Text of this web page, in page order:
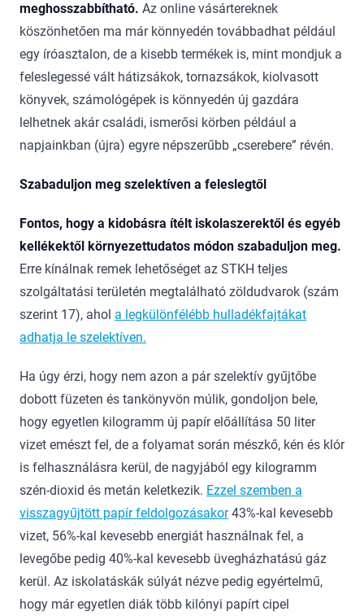
meghosszabbítható. Az online vásártereknek
köszönhetően ma már könnyedén továbbadhat például
egy íróasztalon, de a kisebb termékek is, mint mondjuk a
feleslegessé vált hátizsákok, tornazsákok, kiolvasott
könyvek, számológépek is könnyedén új gazdára
lelhetnek akár családi, ismerősi körben például a
napjainkban (újra) egyre népszerűbb „cserebere” révén.
Szabaduljon meg szelektíven a feleslegtől
Fontos, hogy a kidobásra ítélt iskolaszerektől és egyéb
kellékektől környezettudatos módon szabaduljon meg.
Erre kínálnak remek lehetőséget az STKH teljes
szolgáltatási területén megtalálható zöldudvarok (szám
szerint 17), ahol a legkülönfélébb hulladékfajtákat
adhatja le szelektíven.
Ha úgy érzi, hogy nem azon a pár szelektív gyűjtőbe
dobott füzeten és tankönyvön múlik, gondoljon bele,
hogy egyetlen kilogramm új papír előállítása 50 liter
vizet emészt fel, de a folyamat során mészkő, kén és klór
is felhasználásra kerül, de nagyjából egy kilogramm
szén-dioxid és metán keletkezik. Ezzel szemben a
visszagyűjtött papír feldolgozásakor43%-kal kevesebb
vizet, 56%-kal kevesebb energiát használnak fel, a
levegőbe pedig 40%-kal kevesebb üvegházhatású gáz
kerül. Az iskolatáskák súlyát nézve pedig egyértelmű,
hogy már egyetlen diák több kilónyi papírt cipel